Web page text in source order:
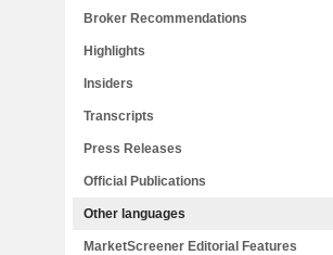
Broker Recommendations
Highlights
Insiders
Transcripts
Press Releases
Official Publications
Other languages
MarketScreener Editorial Features